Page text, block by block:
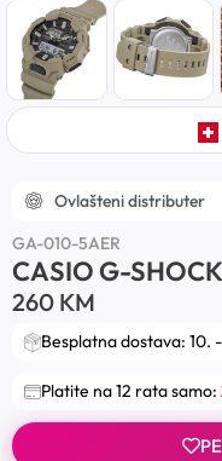
Ovlašteni distributer
GA-010-5AER
CASIO G-SHOCK
260 KM
Besplatna dostava: 10. -
Platite na 12 rata samo: